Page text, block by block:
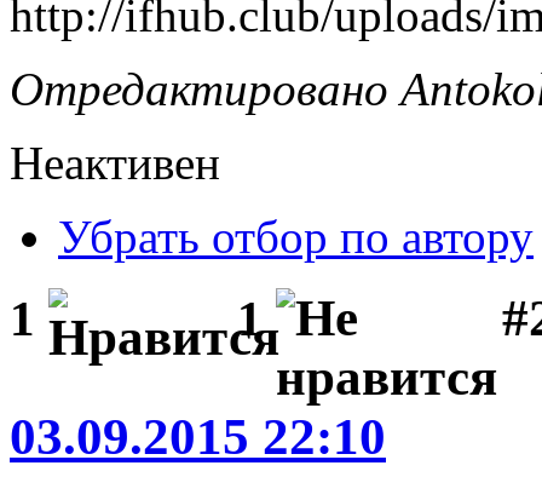
Отредактировано
Неактивен
Убрать отбор по автору
1 1
03.09.2015 22:10